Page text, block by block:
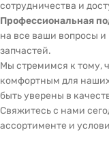
сотрудничества и
Профессиональная
на все ваши вопросы
запчастей.
Мы стремимся к тому,
комфортным для
быть уверены в
Свяжитесь с нами
ассортименте и